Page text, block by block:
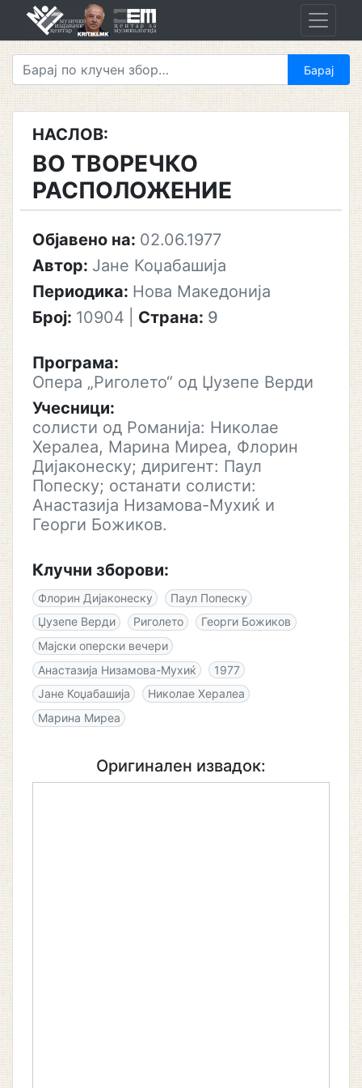
НАСЛОВ:
ВО ТВОРЕЧКО
РАСПОЛОЖЕНИЕ
Објавено на: 02.06.1977
Автор: Јане Коџабашија
Периодика: Нова Македонија
Број: 10904 Страна: 9
Програма:
Опера „Риголето“ од Џузепе Верди
Учесници:
солисти од Романија: Николае
Хералеа, Марина Миреа, Флорин
Дијаконеску; диригент: Паул
Попеску; останати солисти:
Анастазија Низамова-Мухиќ и
Георги Божиков.
Клучни зборови:
Флорин Дијаконеску
Паул Попеску
Џузепе Верди
Риголето
Георги Божиков
Мајски оперски вечери
Анастазија Низамова-Мухиќ
1977
Јане Коџабашија
Николае Хералеа
Марина Миреа
Оригинален извадок: